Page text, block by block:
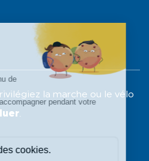
la marche ou le vélo
.